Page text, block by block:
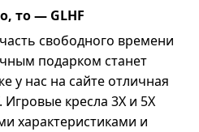
то — GLHF
свободного времени
подарком станет
у нас на сайте отличная
Игровые кресла 3X и 5X
характеристиками и